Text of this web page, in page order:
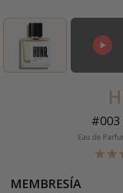
Eau de
MEMBRESÍA